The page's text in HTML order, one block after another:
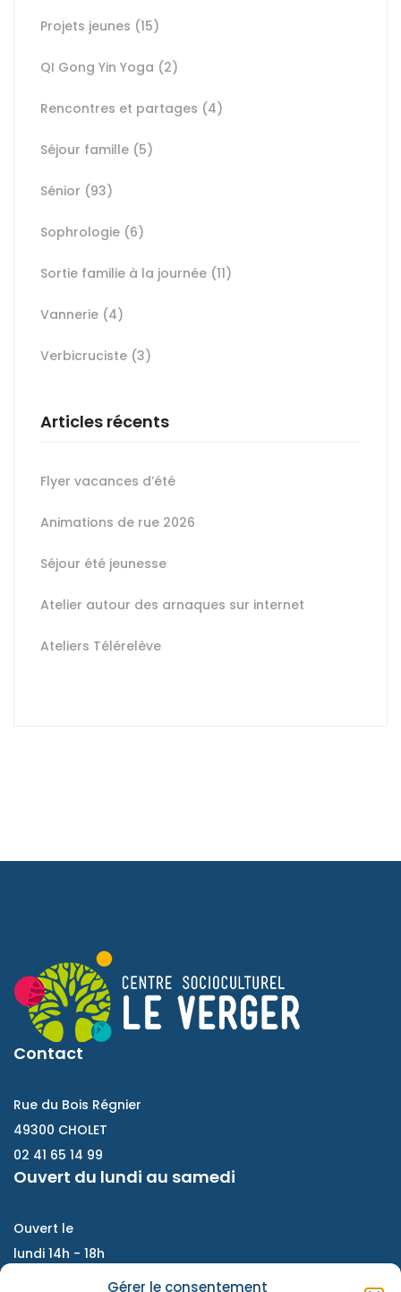
Gérer le consentement
Projets jeunes (15)
QI Gong Yin Yoga (2)
Rencontres et partages (4)
Séjour famille (5)
Sénior (93)
Sophrologie (6)
Sortie familie à la journée (11)
Vannerie (4)
Verbicruciste (3)
Articles récents
Flyer vacances d’été
Animations de rue 2026
Séjour été jeunesse
Atelier autour des arnaques sur internet
Ateliers Télérelève
Contact
Rue du Bois Régnier
49300 CHOLET
02 41 65 14 99
Ouvert du lundi au samedi
Ouvert le
lundi 14h - 18h
Du mardi au vendredi :